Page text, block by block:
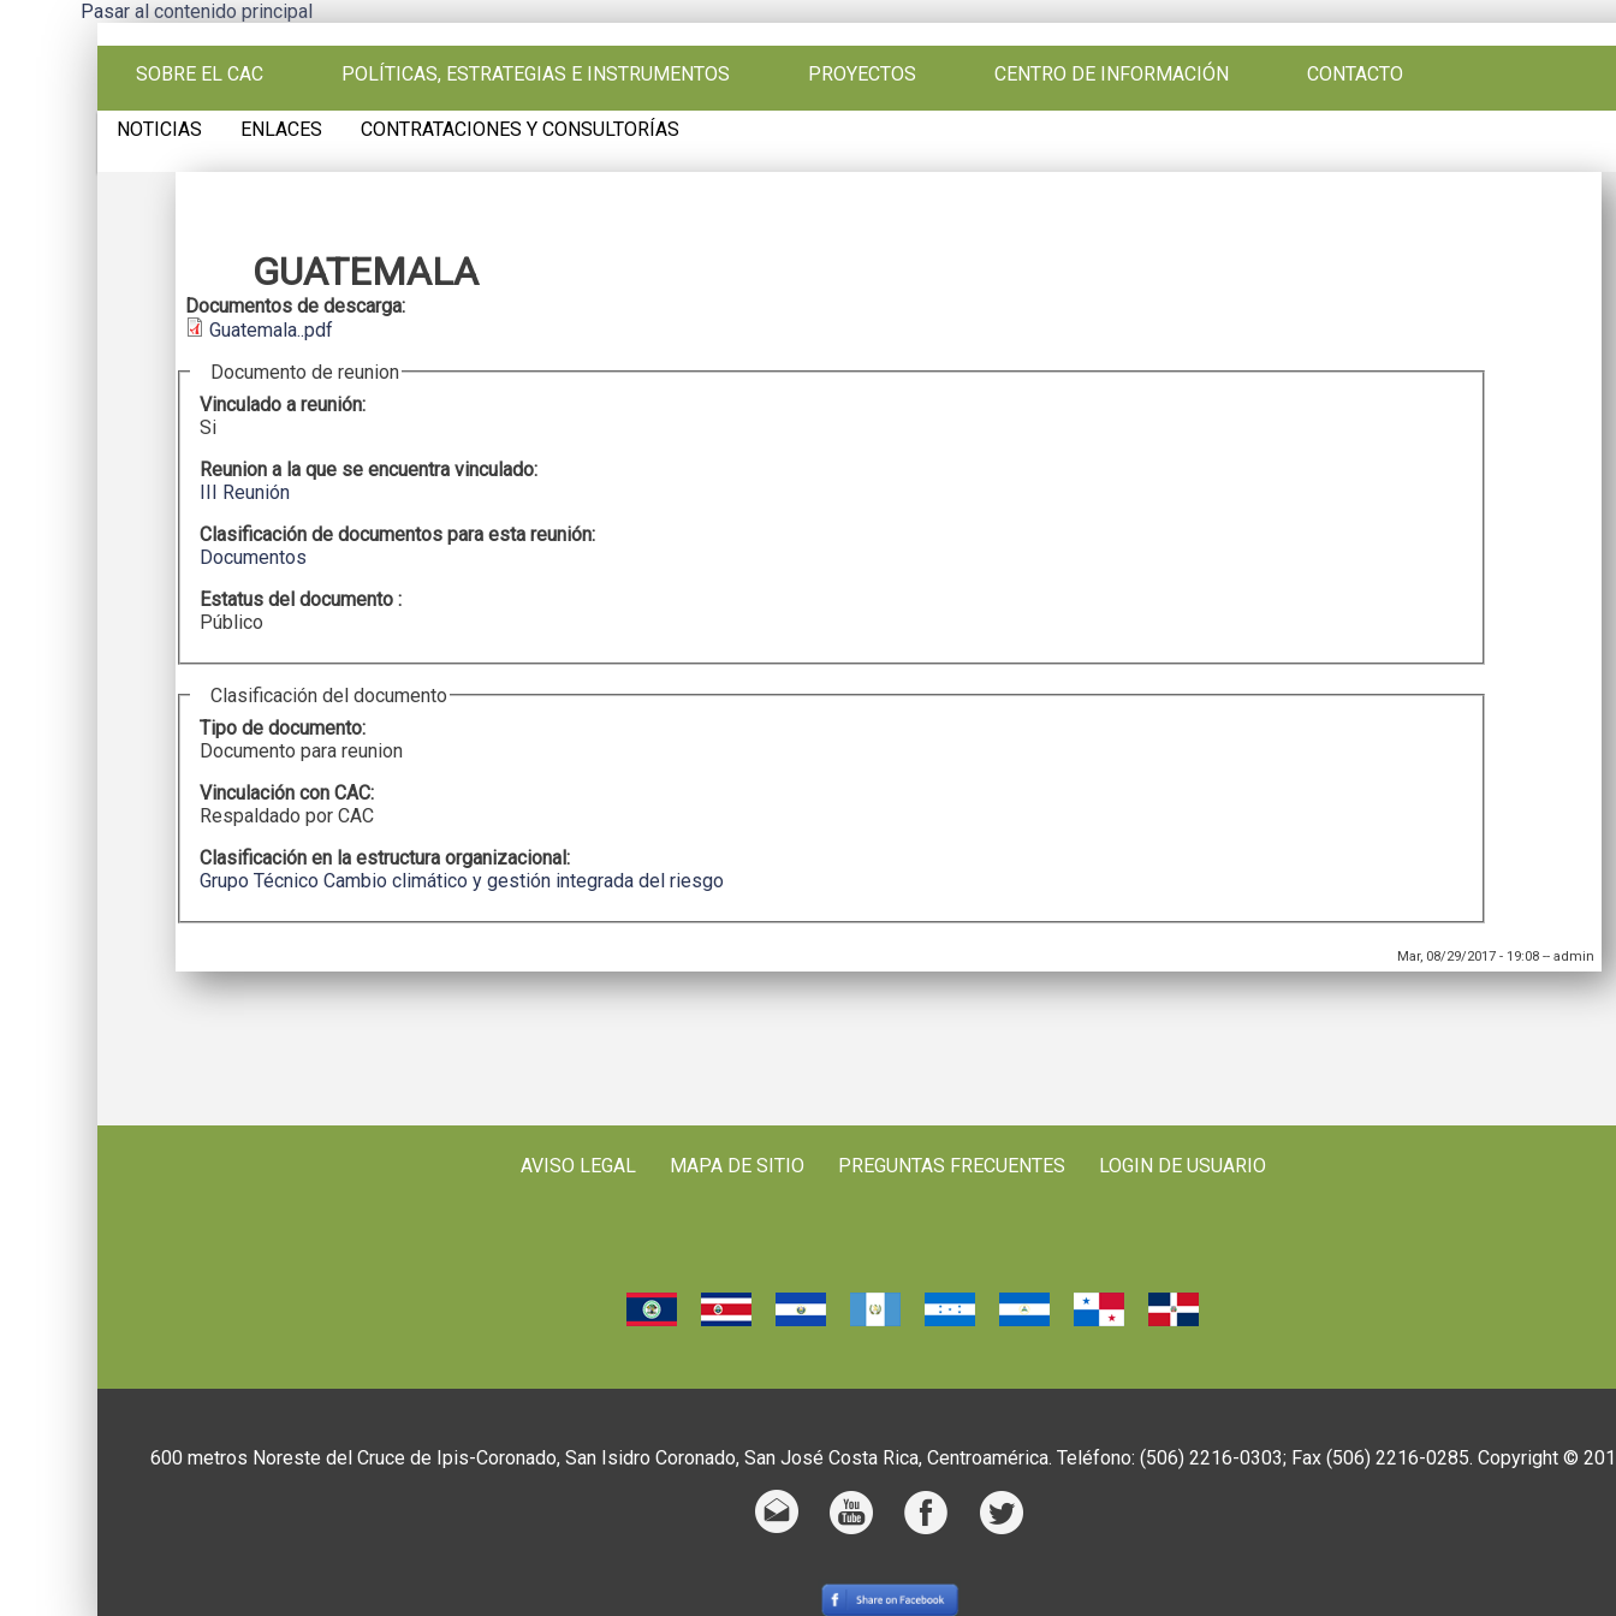
Pasar al contenido principal
SOBRE EL CAC POLÍTICAS, ESTRATEGIAS E INSTRUMENTOS PROYECTOS CENTRO DE INFORMACIÓN CONTACTO
NOTICIAS ENLACES CONTRATACIONES Y CONSULTORÍAS
GUATEMALA
Documentos de descarga:
Guatemala..pdf
Documento de reunion
Vinculado a reunión:
Si
Reunion a la que se encuentra vinculado:
III Reunión
Clasificación de documentos para esta reunión:
Documentos
Estatus del documento :
Público
Clasificación del documento
Tipo de documento:
Documento para reunion
Vinculación con CAC:
Respaldado por CAC
Clasificación en la estructura organizacional:
Grupo Técnico Cambio climático y gestión integrada del riesgo
Mar, 08/29/2017 - 19:08 --admin
AVISO LEGAL MAPA DE SITIO PREGUNTAS FRECUENTES LOGIN DE USUARIO
600 metros Noreste del Cruce de Ipis-Coronado, San Isidro Coronado, San José Costa Rica, Centroamérica. Teléfono: (506) 2216-0303; Fax (506) 2216-0285. Copyright ©